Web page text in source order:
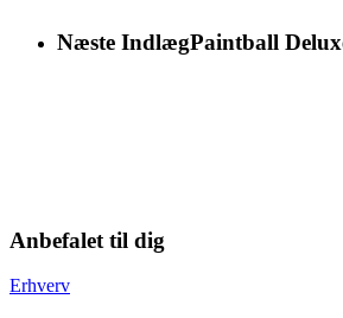
Næste IndlægPaintball
Anbefalet til dig
Erhverv